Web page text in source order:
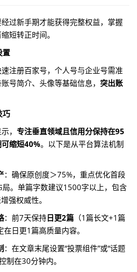
过新手期才能获得完整权益，掌握
短转正时间。
置
注册百家号，个人号与企业号需准
号简介、头像等基础信息， 突出账
巧
， 专注垂直领域且信用分保持在95
缩短40%。以下是从平台算法机制
：确保原创度＞75%，重点优化首段
。单篇字数建议1500字以上，包含
强权威性。
：前7天保持日更2篇 （1篇长文+1篇
日更1篇高质量内容。
：在文章末尾设置“投票组件”或“话题
制在30分钟内。